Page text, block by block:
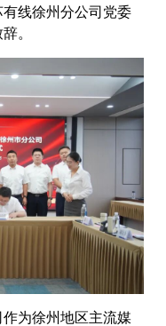
线徐州分公司党委
。
为徐州地区主流媒